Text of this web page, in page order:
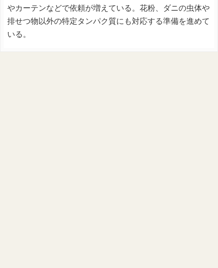
やカーテンなどで依頼が増えている。花粉、ダニの虫体や
排せつ物以外の特定タンパク質にも対応する準備を進めて
いる。